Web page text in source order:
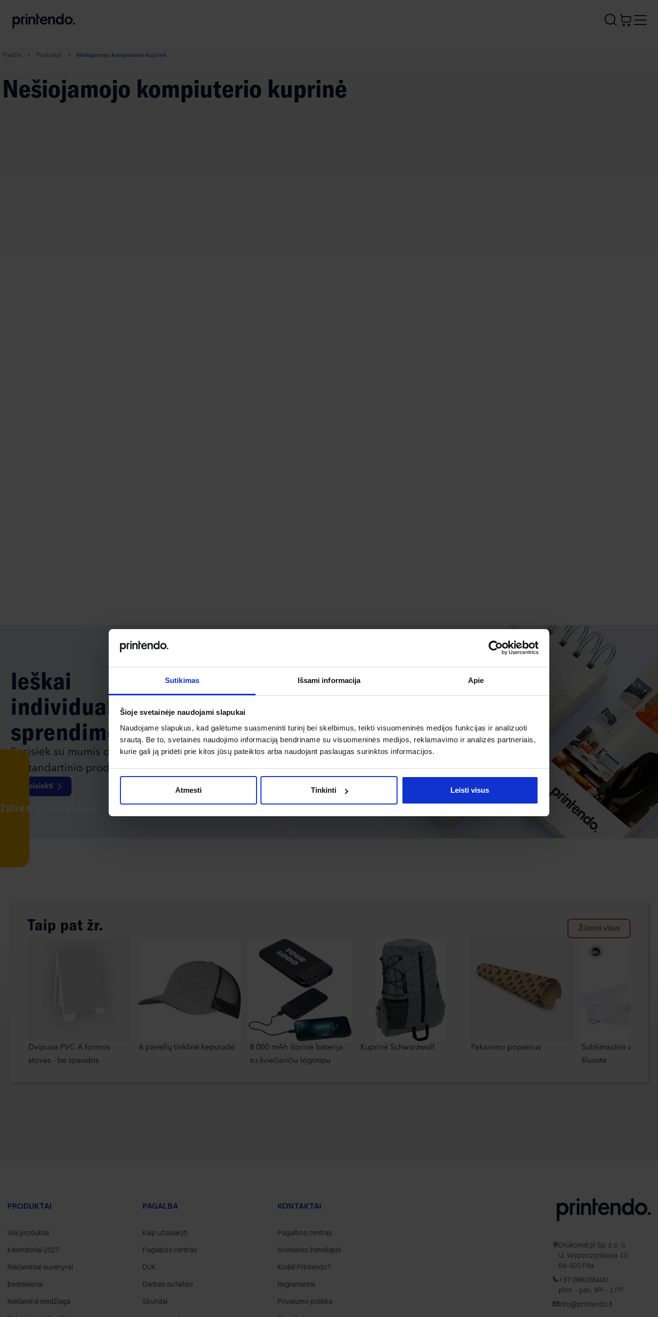
Sutikimas Išsami informacija Apie
Šioje svetainėje naudojami slapukai
Naudojame slapukus, kad galėtume suasmeninti turinį bei skelbimus, teikti visuomeninės medijos funkcijas ir analizuoti
srautą. Be to, svetainės naudojimo informaciją bendriname su visuomeninės medijos, reklamavimo ir analizės partneriais,
kurie gali ją pridėti prie kitos jūsų pateiktos arba naudojant paslaugas surinktos informacijos.
Atmesti Tinkinti Leisti visus
A
Žiūrėti atsiliepimus
Pradžia Produktai Nešiojamojo kompiuterio kuprinė
Nešiojamojo kompiuterio kuprinė
Ieškai
individualaus
sprendimo?
Susisiek su mumis dėl
nestandartinio produkto aptarimo.
Susisiekti
Taip pat žr. Žiūrėti visus
Dvipusis PVC A formos
stovas - be spaudos
6 panelių tinklinė kepuraitė
8 000 mAh išorinė baterija
su šviečiančiu logotipu
Kuprinė Schwarzwolf Pakavimo popierius
Sublimacinis akinių
šluostė
PRODUKTAI
Visi produktai
Kalendoriai 2027
Reklaminiai suvenyrai
Bestseleriai
Reklaminė medžiaga
PAGALBA
Kaip užsisakyti
Pagalbos centras
DUK
Darbas su failais
Skundai
KONTAKTAI
Pagalbos centras
Svetainės žemėlapis
Kodėl Printendo?
Reglamentai
Privatumo politika
Drukomat.pl Sp. z o. o.
ul. Wypoczynkowa 13
64-920 Piła
+37 066108400
pirm. - pen. 900 - 1700
info@printendo.lt